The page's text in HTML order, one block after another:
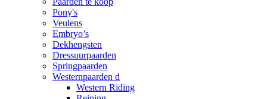
Pony's
Veulens
Embryo’s
Dekhengsten
Dressuurpaarden
Springpaarden
Westernpaarden d
Western Riding